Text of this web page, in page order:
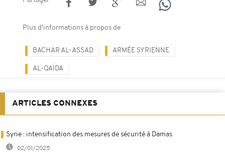
Plus d'informations à propos de
BACHAR AL-ASSAD ARMÉE SYRIENNE
AL-QAÏDA
ARTICLES CONNEXES
Syrie : intensification des mesures de sécurité à Damas
02/01/2025